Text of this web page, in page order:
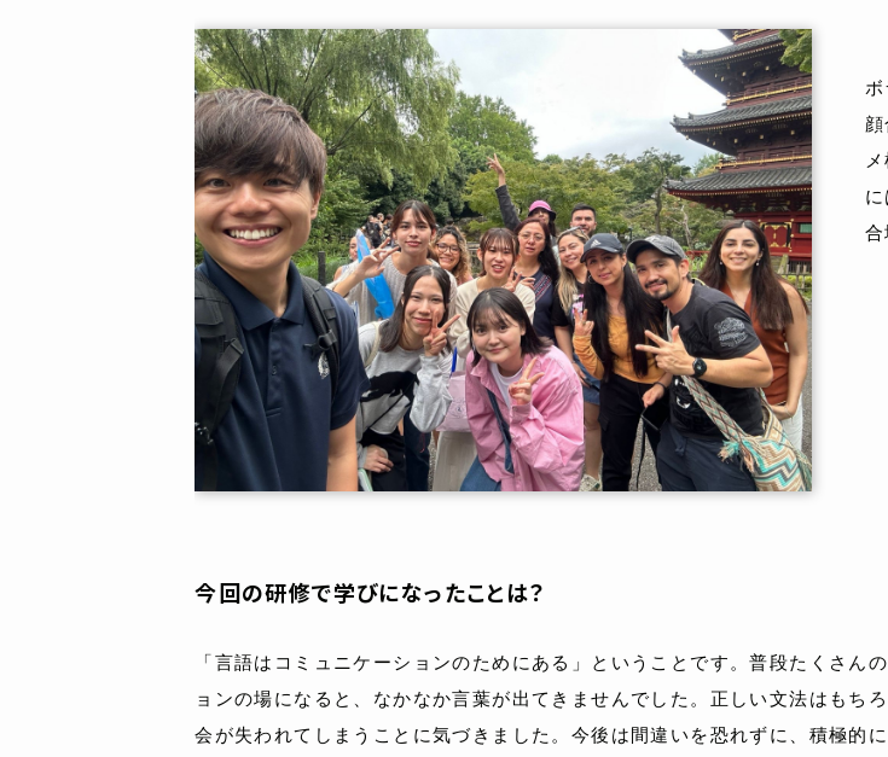
合
今回の研修で学びになったことは？
「言語はコミュニケーションのためにある」ということです。普段たくさ
ョンの場になると、なかなか言葉が出てきませんでした。正しい文法はもち
会が失われてしまうことに気づきました。今後は間違いを恐れずに、積極的